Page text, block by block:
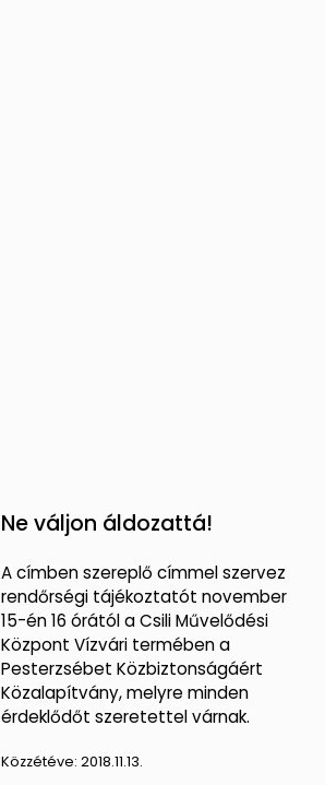
Ne váljon áldozattá!
A címben szereplő címmel szervez
rendőrségi tájékoztatót november
15-én 16 órától a Csili Művelődési
Központ Vízvári termében a
Pesterzsébet Közbiztonságáért
Közalapítvány, melyre minden
érdeklődőt szeretettel várnak.
Közzétéve:2018.11.13.